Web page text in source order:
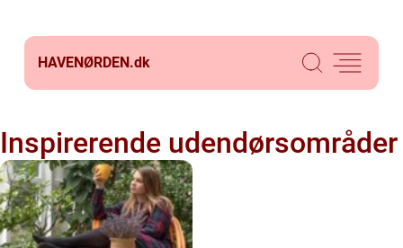
HAVENØRDEN.dk
Inspirerende udendørsområder